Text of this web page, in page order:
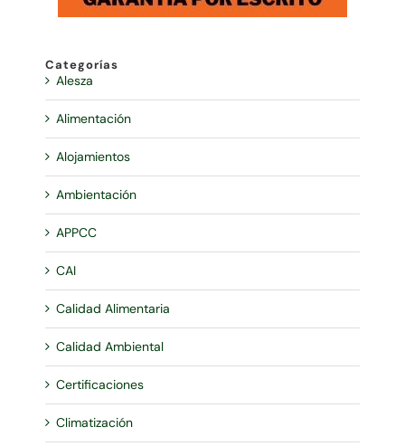
Categorías
Alesza
Alimentación
Alojamientos
Ambientación
APPCC
CAI
Calidad Alimentaria
Calidad Ambiental
Certificaciones
Climatización